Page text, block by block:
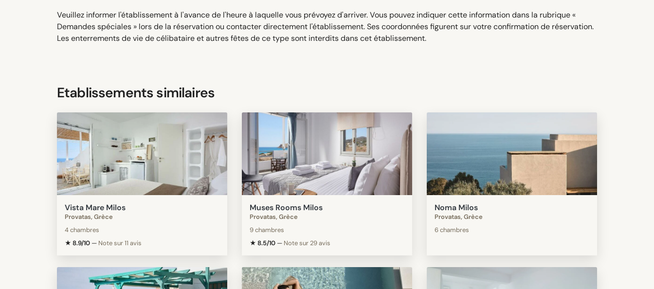
Veuillez informer l'établissement à l'avance de l'heure à laquelle vous prévoyez d'arriver. Vous pouvez indiquer cette information dans la rubrique «
Demandes spéciales » lors de la réservation ou contacter directement l'établissement. Ses coordonnées figurent sur votre confirmation de réservation.
Les enterrements de vie de célibataire et autres fêtes de ce type sont interdits dans cet établissement.
Etablissements similaires
Vista Mare Milos
Provatas, Grèce
4 chambres
★ 8.9/10 — Note sur 11 avis
Muses Rooms Milos
Provatas, Grèce
9 chambres
★ 8.5/10— Note sur 29 avis
Noma Milos
Provatas, Grèce
6 chambres